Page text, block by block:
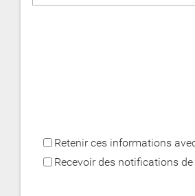
Retenir ces informations
Recevoir des notifications